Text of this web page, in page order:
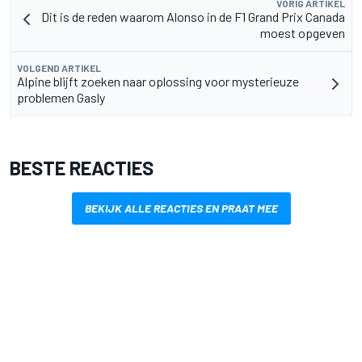
VORIG ARTIKEL
Dit is de reden waarom Alonso in de F1 Grand Prix Canada
moest opgeven
VOLGEND ARTIKEL
Alpine blijft zoeken naar oplossing voor mysterieuze
problemen Gasly
BESTE REACTIES
BEKIJK ALLE REACTIES EN PRAAT MEE